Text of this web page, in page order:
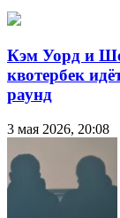
Кэм Уорд и
квотербек
раунд
3 мая 2026, 20:08